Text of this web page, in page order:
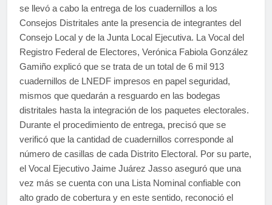
se llevó a cabo la entrega de los cuadernillos a los
Consejos Distritales ante la presencia de integrantes del
Consejo Local y de la Junta Local Ejecutiva. La Vocal del
Registro Federal de Electores, Verónica Fabiola González
Gamiño explicó que se trata de un total de 6 mil 913
cuadernillos de LNEDF impresos en papel seguridad,
mismos que quedarán a resguardo en las bodegas
distritales hasta la integración de los paquetes electorales.
Durante el procedimiento de entrega, precisó que se
verificó que la cantidad de cuadernillos corresponde al
número de casillas de cada Distrito Electoral. Por su parte,
el Vocal Ejecutivo Jaime Juárez Jasso aseguró que una
vez más se cuenta con una Lista Nominal confiable con
alto grado de cobertura y en este sentido, reconoció el